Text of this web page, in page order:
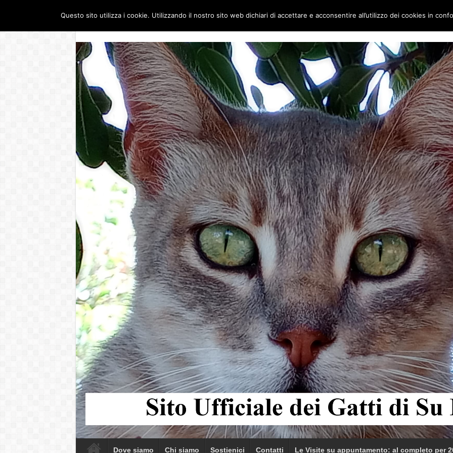
SABATO , 8 AGOSTO 2026 Dove siamo Guerra ai gatti Home Chi siamo Le Visite su appuntamento: al completo per
Dove siamo Chi siamo Sostienici Contatti Le Visite su appuntamento: al completo per
Questo sito utilizza i cookie. Utilizzando il nostro sito web dichiari di accettare e acconsentire all’utilizzo dei cookies in